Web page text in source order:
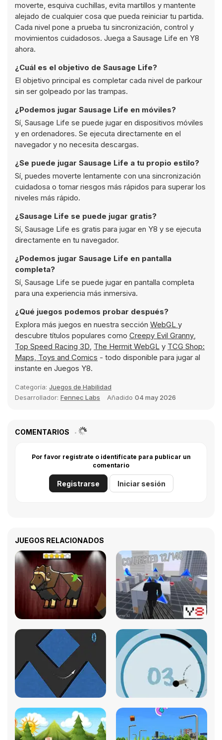
moverte, esquiva cuchillas, evita martillos y mantente
alejado de cualquier cosa que pueda reiniciar tu partida.
Cada nivel pone a prueba tu sincronización, control y
movimientos cuidadosos. Juega a Sausage Life en Y8
ahora.
¿Cuál es el objetivo de Sausage Life?
El objetivo principal es completar cada nivel de parkour
sin ser golpeado por las trampas.
¿Podemos jugar Sausage Life en móviles?
Sí, Sausage Life se puede jugar en dispositivos móviles
y en ordenadores. Se ejecuta directamente en el
navegador y no necesita descargas.
¿Se puede jugar Sausage Life a tu propio estilo?
Sí, puedes moverte lentamente con una sincronización
cuidadosa o tomar riesgos más rápidos para superar los
niveles más rápido.
¿Sausage Life se puede jugar gratis?
Sí, Sausage Life es gratis para jugar en Y8 y se ejecuta
directamente en tu navegador.
¿Podemos jugar Sausage Life en pantalla
completa?
Sí, Sausage Life se puede jugar en pantalla completa
para una experiencia más inmersiva.
¿Qué juegos podemos probar después?
Explora más juegos en nuestra sección WebGL y
descubre títulos populares como Creepy Evil Granny,
Top Speed Racing 3D, The Hermit WebGL y TCG Shop:
Maps, Toys and Comics - todo disponible para jugar al
instante en Juegos Y8.
Categoría: Juegos de Habilidad
Desarrollador: Fennec Labs Añadido 04 may 2026
COMENTARIOS
Por favor regístrate o identifícate para publicar un
comentario
Registrarse Iniciar sesión
JUEGOS RELACIONADOS